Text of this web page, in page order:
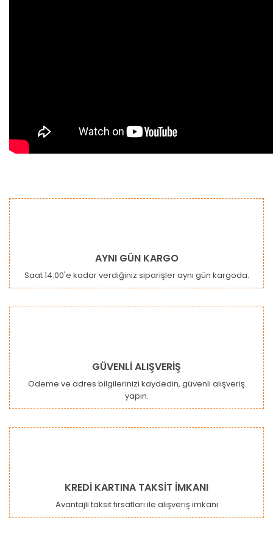
Bu ürüne ilk yorumu siz yapın!
Ürün açıklamasında eksik bilgiler bulunuyor.
Ürün bilgilerinde hatalar bulunuyor.
Gönder
AYNI GÜN KARGO
Saat 14:00'e kadar verdiğiniz siparişler aynı gün kargoda.
GÜVENLİ ALIŞVERİŞ
Ödeme ve adres bilgilerinizi kaydedin, güvenli alışveriş
yapın.
KREDİ KARTINA TAKSİT İMKANI
Avantajlı taksit fırsatları ile alışveriş imkanı